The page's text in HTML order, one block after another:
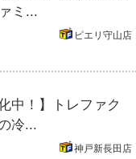
ミ...
ピエリ守山店
中！】トレファク
冷...
神戸新長田店